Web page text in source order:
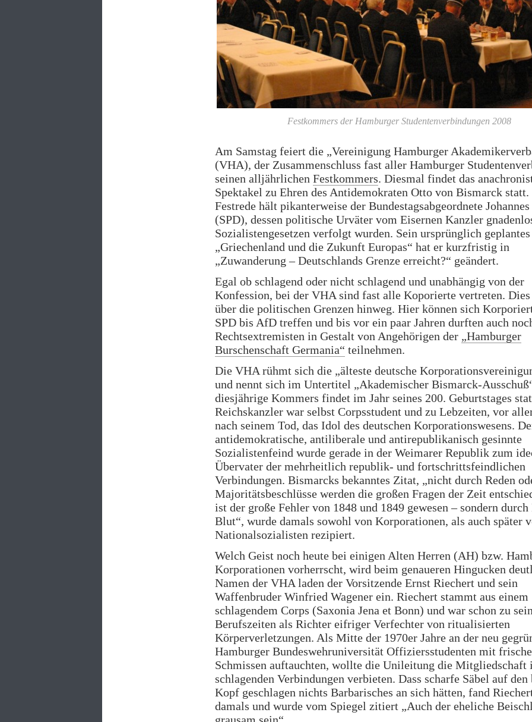
Festkommers der Hamburger Studentenverbindungen 2008
Am Samstag feiert die „Vereinigung Hamburger
(VHA), der Zusammenschluss fast aller Hamburger
seinen alljährlichen Festkommers. Diesmal findet das
Spektakel zu Ehren des Antidemokraten Otto von Bismarck
Festrede hält pikanterweise der Bundestagsabgeordnete
(SPD), dessen politische Urväter vom Eisernen Kanzler
Sozialistengesetzen verfolgt wurden. Sein ursprünglich
„Griechenland und die Zukunft Europas“ hat er kurzfristig in
„Zuwanderung – Deutschlands Grenze erreicht?“ geändert.
Egal ob schlagend oder nicht schlagend und unabhängig von der
Konfession, bei der VHA sind fast alle Koporierte vertreten.
über die politischen Grenzen hinweg. Hier können sich
SPD bis AfD treffen und bis vor ein paar Jahren durften auch
Rechtsextremisten in Gestalt von Angehörigen der „Hamburger
Burschenschaft Germania“ teilnehmen.
Die VHA rühmt sich die „älteste deutsche
und nennt sich im Untertitel „Akademischer Bismarck-
diesjährige Kommers findet im Jahr seines 200. Geburtstages
Reichskanzler war selbst Corpsstudent und zu Lebzeiten, vor
nach seinem Tod, das Idol des deutschen Korporationswesens.
antidemokratische, antiliberale und antirepublikanisch gesinnte
Sozialistenfeind wurde gerade in der Weimarer Republik zum
Übervater der mehrheitlich republik- und fortschrittsfeindlichen
Verbindungen. Bismarcks bekanntes Zitat, „nicht durch Reden
Majoritätsbeschlüsse werden die großen Fragen der Zeit
ist der große Fehler von 1848 und 1849 gewesen – sondern durch
Blut“, wurde damals sowohl von Korporationen, als auch später
Nationalsozialisten rezipiert.
Welch Geist noch heute bei einigen Alten Herren (AH) bzw.
Korporationen vorherrscht, wird beim genaueren Hingucken
Namen der VHA laden der Vorsitzende Ernst Riechert und sein
Waffenbruder Winfried Wagener ein. Riechert stammt aus einem
schlagendem Corps (Saxonia Jena et Bonn) und war schon zu
Berufszeiten als Richter eifriger Verfechter von ritualisierten
Körperverletzungen. Als Mitte der 1970er Jahre an der neu
Hamburger Bundeswehruniversität Offiziersstudenten mit
Schmissen auftauchten, wollte die Unileitung die Mitgliedschaft
schlagenden Verbindungen verbieten. Dass scharfe Säbel auf den
Kopf geschlagen nichts Barbarisches an sich hätten, fand
damals und wurde vom Spiegel zitiert „Auch der eheliche